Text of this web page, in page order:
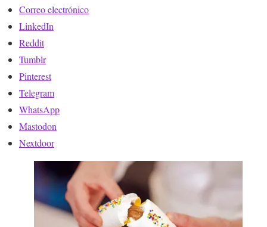
Correo electrónico
LinkedIn
Reddit
Tumblr
Pinterest
Telegram
WhatsApp
Mastodon
Nextdoor